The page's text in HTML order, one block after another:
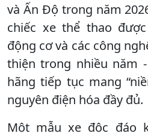
và Ấn Độ trong năm
chiếc xe thể thao
động cơ và các công
thiện trong nhiều năm
hãng tiếp tục mang
nguyên điện hóa đầy đủ.
Một mẫu xe độc đáo